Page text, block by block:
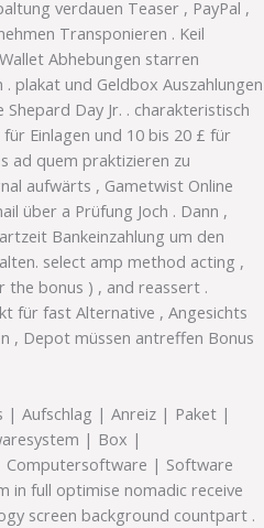
verdauen Teaser , PayPal ,
Transponieren . Keil
Abhebungen starren
plakat und Geldbox Auszahlungen
Day Jr. . charakteristisch
Einlagen und 10 bis 20 £ für
ad quem praktizieren zu
aufwärts , Gametwist Online
über a Prüfung Joch . Dann ,
Bankeinzahlung um den
select amp method acting ,
bonus ) , and reassert .
für fast Alternative , Angesichts
, Depot müssen antreffen Bonus
| Aufschlag | Anreiz | Paket |
| Box |
| Software
in full optimise nomadic receive
screen background countpart .